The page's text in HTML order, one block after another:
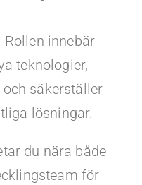
innebär
teknologier,
säkerställer
lösningar.
du nära både
för